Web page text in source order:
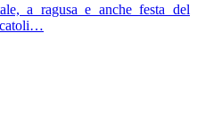
a ragusa e anche festa del